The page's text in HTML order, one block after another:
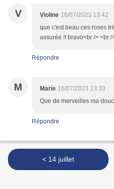
V Violine 16/07/2023 13:42
que c'est beau ces roses
assurée !! bravo<br /> <br /
Répondre
M Marie 16/07/2023 13:33
Que de merveilles ma
Répondre
< 14 juillet